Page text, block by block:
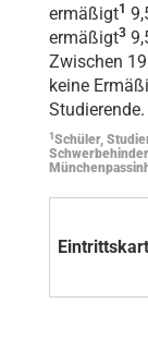
ermäßigt1
ermäßigt3
Zwischen
keine
Studierende.
1 Schüler,